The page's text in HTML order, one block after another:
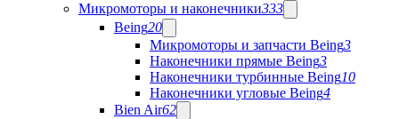
Микромоторы и наконечники333
Being20
Микромоторы и запчасти Being3
Наконечники прямые Being3
Наконечники турбинные Being10
Наконечники угловые Being4
Bien Air62